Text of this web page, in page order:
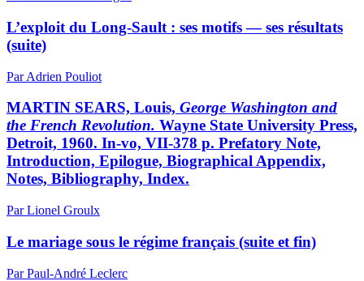
L’exploit du Long-Sault : ses motifs — ses résultats
(suite)
Par Adrien Pouliot
MARTIN SEARS, Louis, George Washington and
the French Revolution. Wayne State University Press,
Detroit, 1960. In-vo, VII-378 p. Prefatory Note,
Introduction, Epilogue, Biographical Appendix,
Notes, Bibliography, Index.
Par Lionel Groulx
Le mariage sous le régime français (suite et fin)
Par Paul-André Leclerc